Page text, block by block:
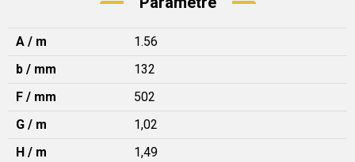
A / m
1.56
b / mm
132
F / mm
502
G / m
1,02
H / m
1,49